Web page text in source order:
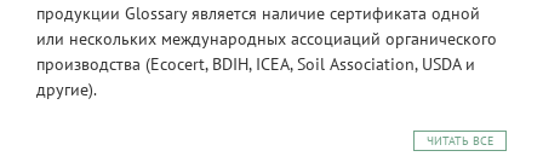
продукции Glossary является наличие сертификата одной
или нескольких международных ассоциаций органического
производства (Ecocert, BDIH, ICEA, Soil Association, USDA и
другие).
ЧИТАТЬ ВСЕ